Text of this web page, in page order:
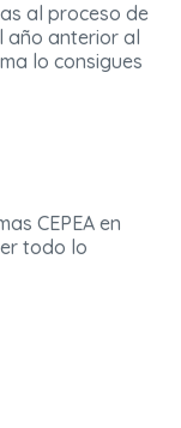
al proceso de
año anterior al
lo consigues
CEPEA en
todo lo